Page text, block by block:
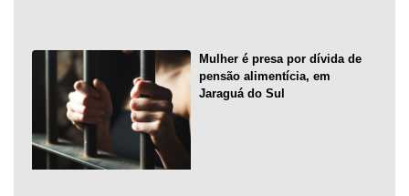
Mulher é presa por dívida de
pensão alimentícia, em
Jaraguá do Sul